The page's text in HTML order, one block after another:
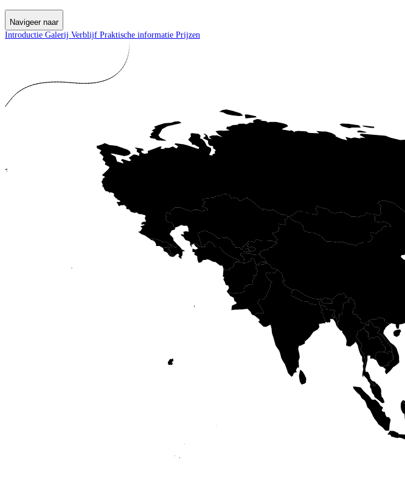
Navigeer naar
Introductie Galerij Verblijf Praktische informatie Prijzen